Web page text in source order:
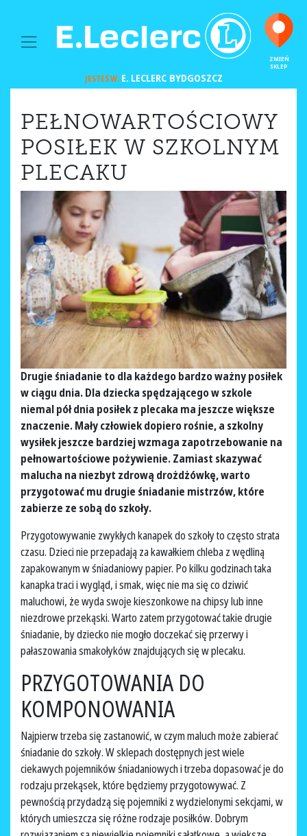
MAIN NAVIGATION
ZMIEŃ
SKLEP
JESTEŚ W:E. LECLERC BYDGOSZCZ
PEŁNOWARTOŚCIOWY
POSIŁEK W SZKOLNYM
PLECAKU
Drugie śniadanie to dla każdego bardzo ważny posiłek
w ciągu dnia. Dla dziecka spędzającego w szkole
niemal pół dnia posiłek z plecaka ma jeszcze większe
znaczenie. Mały człowiek dopiero rośnie, a szkolny
wysiłek jeszcze bardziej wzmaga zapotrzebowanie na
pełnowartościowe pożywienie. Zamiast skazywać
malucha na niezbyt zdrową drożdżówkę, warto
przygotować mu drugie śniadanie mistrzów, które
zabierze ze sobą do szkoły.
Przygotowywanie zwykłych kanapek do szkoły to często strata
czasu. Dzieci nie przepadają za kawałkiem chleba z wędliną
zapakowanym w śniadaniowy papier. Po kilku godzinach taka
kanapka traci i wygląd, i smak, więc nie ma się co dziwić
maluchowi, że wyda swoje kieszonkowe na chipsy lub inne
niezdrowe przekąski. Warto zatem przygotować takie drugie
śniadanie, by dziecko nie mogło doczekać się przerwy i
pałaszowania smakołyków znajdujących się w plecaku.
PRZYGOTOWANIA DO
KOMPONOWANIA
Najpierw trzeba się zastanowić, w czym maluch może zabierać
śniadanie do szkoły. W sklepach dostępnych jest wiele
ciekawych pojemników śniadaniowych i trzeba dopasować je do
rodzaju przekąsek, które będziemy przygotowywać. Z
pewnością przydadzą się pojemniki z wydzielonymi sekcjami, w
których umieszcza się różne rodzaje posiłków. Dobrym